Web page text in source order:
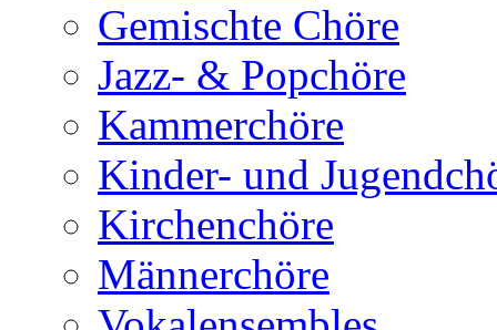
Gemischte Chöre
Jazz- & Popchöre
Kammerchöre
Kinder- und
Kirchenchöre
Männerchöre